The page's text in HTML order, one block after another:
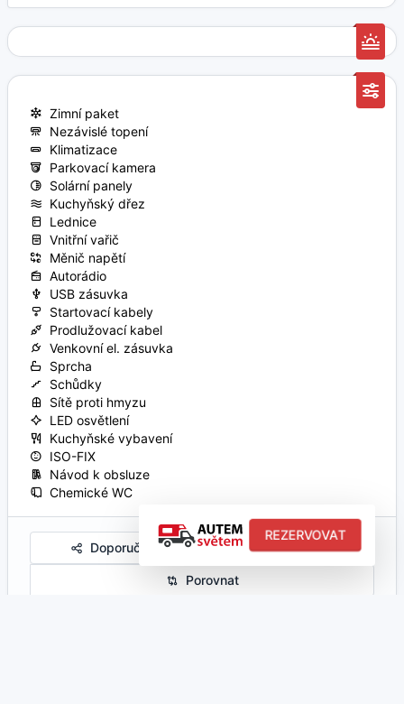
Kč 3 200 Kč 3 200 Kč 3 200 Kč 3 200 Kč 3 200 Kč 3 200 Kč 3 200
Zimní paket
Nezávislé topení
Klimatizace
Parkovací kamera
Solární panely
Kuchyňský dřez
Lednice
Vnitřní vařič
Měnič napětí
Autorádio
USB zásuvka
Startovací kabely
Prodlužovací kabel
Venkovní el. zásuvka
Sprcha
Schůdky
Sítě proti hmyzu
LED osvětlení
Kuchyňské vybavení
ISO-FIX
Návod k obsluze
Chemické WC
Doporučit Do oblíbených
Porovnat
REZERVOVAT